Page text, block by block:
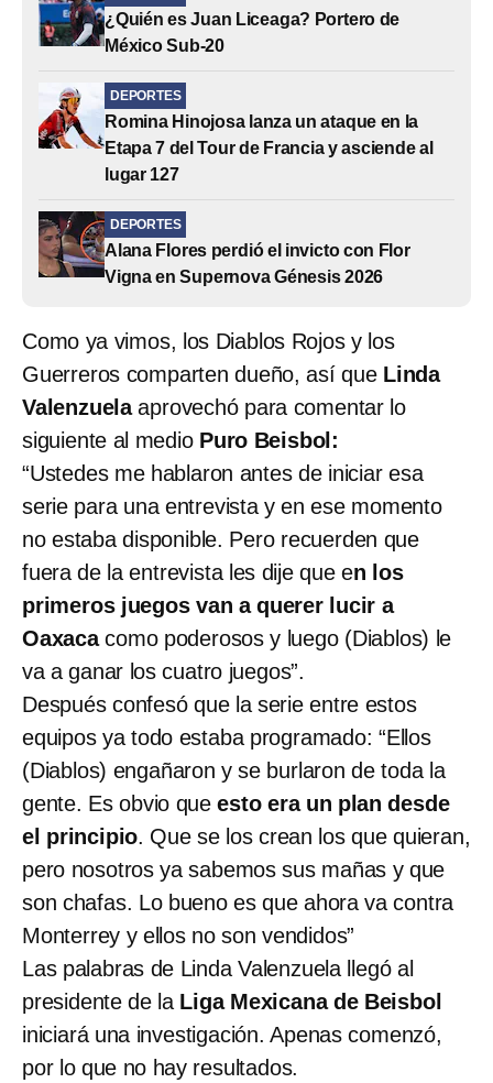
¿Quién es Juan Liceaga? Portero de
México Sub-20
DEPORTES
Romina Hinojosa lanza un ataque en la
Etapa 7 del Tour de Francia y asciende al
lugar 127
DEPORTES
Alana Flores perdió el invicto con Flor
Vigna en Supernova Génesis 2026
Como ya vimos, los Diablos Rojos y los
Guerreros comparten dueño, así que Linda
Valenzuelaaprovechó para comentar lo
siguiente al medio Puro Beisbol:
“Ustedes me hablaron antes de iniciar esa
serie para una entrevista y en ese momento
no estaba disponible. Pero recuerden que
fuera de la entrevista les dije que en los
primeros juegos van a querer lucir a
Oaxacacomo poderosos y luego (Diablos) le
va a ganar los cuatro juegos”.
Después confesó que la serie entre estos
equipos ya todo estaba programado: “Ellos
(Diablos) engañaron y se burlaron de toda la
gente. Es obvio que esto era un plan desde
el principio. Que se los crean los que quieran,
pero nosotros ya sabemos sus mañas y que
son chafas. Lo bueno es que ahora va contra
Monterrey y ellos no son vendidos”
Las palabras de Linda Valenzuela llegó al
presidente de la Liga Mexicana de Beisbol
iniciará una investigación. Apenas comenzó,
por lo que no hay resultados.